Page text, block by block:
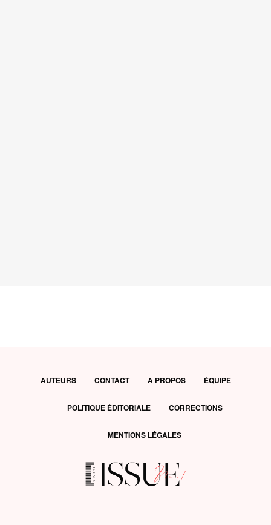
AUTEURS CONTACT À PROPOS ÉQUIPE
POLITIQUE ÉDITORIALE CORRECTIONS
MENTIONS LÉGALES